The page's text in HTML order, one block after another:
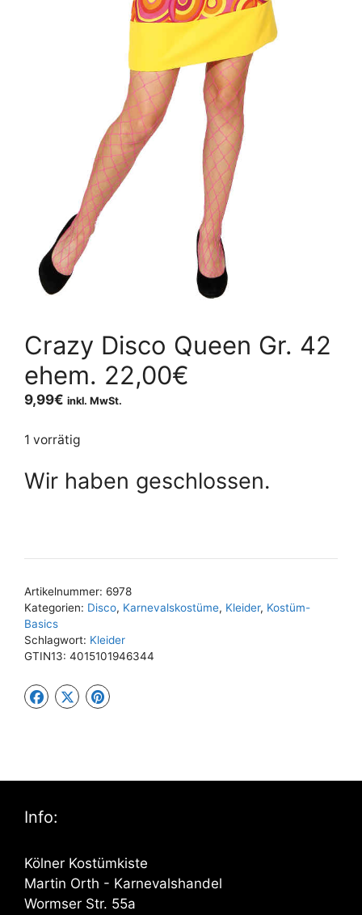
Crazy Disco Queen Gr. 42
ehem. 22,00€
9,99€ inkl. MwSt.
1 vorrätig
Wir haben geschlossen.
Artikelnummer: 6978
Kategorien: Disco, Karnevalskostüme, Kleider, Kostüm-
Basics
Schlagwort: Kleider
GTIN13: 4015101946344
Info:
Kölner Kostümkiste
Martin Orth - Karnevalshandel
Wormser Str. 55a